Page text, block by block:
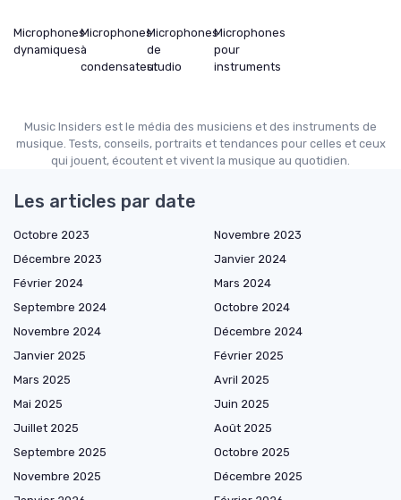
Microphones
dynamiques
Microphones
à
condensateur
Microphones
de
studio
Microphones
pour
instruments
Music Insiders est le média des musiciens et des instruments de
musique. Tests, conseils, portraits et tendances pour celles et ceux
qui jouent, écoutent et vivent la musique au quotidien.
Les articles par date
Octobre 2023
Novembre 2023
Décembre 2023
Janvier 2024
Février 2024
Mars 2024
Septembre 2024
Octobre 2024
Novembre 2024
Décembre 2024
Janvier 2025
Février 2025
Mars 2025
Avril 2025
Mai 2025
Juin 2025
Juillet 2025
Août 2025
Septembre 2025
Octobre 2025
Novembre 2025
Décembre 2025